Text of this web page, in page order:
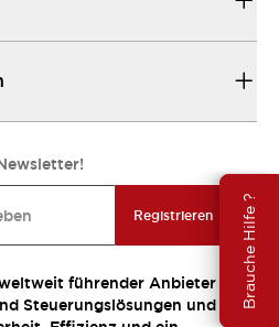
Brauche Hilfe ?
Registrieren
führender Anbieter
Steuerungslösungen und